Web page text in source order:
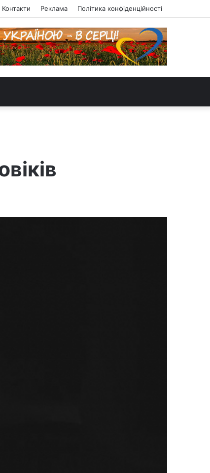
Контакти Реклама Політика конфіденційності